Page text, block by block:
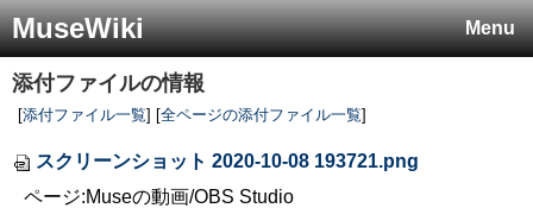
Menu
MuseWiki
添付ファイルの情報
[添付ファイル一覧] [全ページの添付ファイル一覧]
スクリーンショット 2020-10-08 193721.png
ページ:Museの動画/OBS Studio